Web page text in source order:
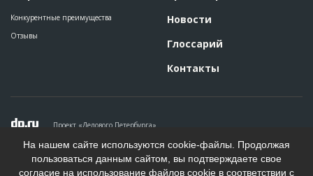
Конкурентные преимущества
Отзывы
Новости
Глоссарий
Контакты
Проект «Делового Петербурга»
Политика конфиденциальности
Пользовательское соглашение
На информационном ресурсе применяются рекомендательные
На нашем сайте используются cookie-файлы. Продолжая
пользоваться данным сайтом, вы подтверждаете свое
согласие на использование файлов cookie в соответствии с